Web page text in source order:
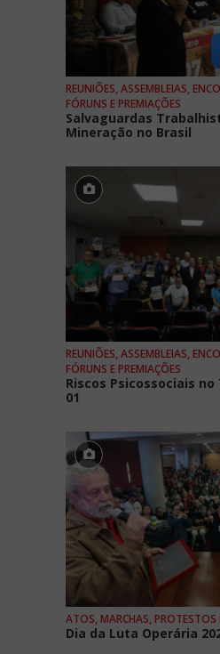
REUNIÕES, ASSEMBLEIAS,
FÓRUNS E PREMIAÇÕES
Salvaguardas
Mineração no Brasil
REUNIÕES, ASSEMBLEIAS,
FÓRUNS E PREMIAÇÕES
Riscos Psicossociais no
01
ATOS, MARCHAS, PROTESTOS
Dia da Luta Operária